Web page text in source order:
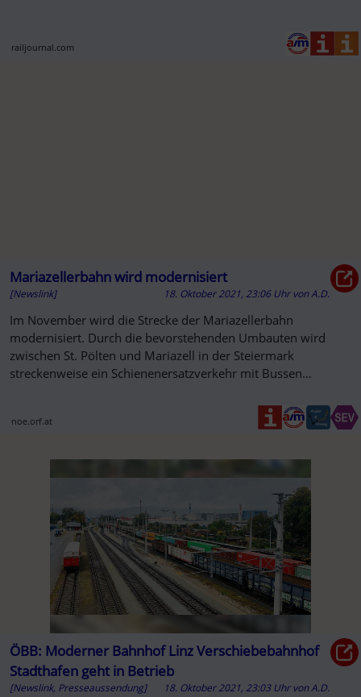
railjournal.com
Mariazellerbahn wird modernisiert
[Newslink] 18. Oktober 2021, 23:06 Uhr vonA.D.
Im November wird die Strecke der Mariazellerbahn
modernisiert. Durch die bevorstehenden Umbauten wird
zwischen St. Pölten und Mariazell in der Steiermark
streckenweise ein Schienenersatzverkehr mit Bussen
noe.orf.at
ÖBB: Moderner Bahnhof Linz Verschiebebahnhof
Stadthafen geht in Betrieb
[Newslink, Presseaussendung] 18. Oktober 2021, 23:03 Uhr vonA.D.